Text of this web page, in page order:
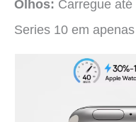
Olhos: Carregue
Series 10 em